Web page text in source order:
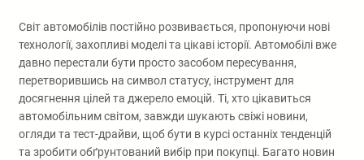
Світ автомобілів постійно розвивається, пропонуючи нові
технології, захопливі моделі та цікаві історії. Автомобілі вже
давно перестали бути просто засобом пересування,
перетворившись на символ статусу, інструмент для
досягнення цілей та джерело емоцій. Ті, хто цікавиться
автомобільним світом, завжди шукають свіжі новини,
огляди та тест-драйви, щоб бути в курсі останніх тенденцій
та зробити обґрунтований вибір при покупці. Багато новин